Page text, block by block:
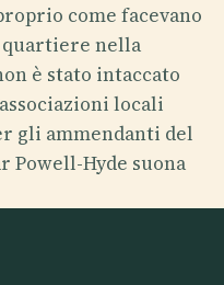
come facevano
quartiere nella
è stato intaccato
locali
gli ammendanti del
Hyde suona